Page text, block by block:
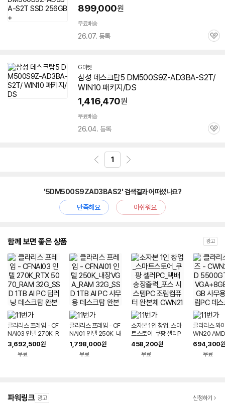
899,000원
무료배송
26.07. 등록
관
G마켓
삼성 데스크탑5 DM500S9Z-AD3BA-S2T/
WIN10 패키지/DS
1,416,470원
무료배송
26.04. 등록
관
1
'5DM500S9ZAD3BAS2' 검색결과 어떠셨나요?
만족해요
아쉬워요
함께 보면 좋은 상품 광고
클라리스 프레임 - CF
NAI03 인텔 270K_R
TX 5070_RAM 32
G_SSD 1TB AI PC
딥러닝 데스크탑 완본
3,692,500원
무료
클라리스 프레임 - CF
NAI01 인텔 250K_내
장VGA_RAM 32G_
SSD 1TB AI PC 사무
용 데스크탑 완본체 조
1,798,000원
무료
소자본 1인 창업_스마
트스토어_쿠팡 셀러P
C_택배 송장출력_포
스 시스템PC 조립컴퓨
터 완본체 CWN21
458,200원
무료
클라리스 와
WN20
GT+내장
+256GB 사
조립PC 데
694,300원
무료
파워링크 광고 신청하기